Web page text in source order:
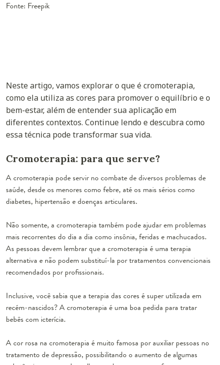
Fonte: Freepik
Neste artigo, vamos explorar o que é cromoterapia,
como ela utiliza as cores para promover o equilíbrio e o
bem-estar, além de entender sua aplicação em
diferentes contextos. Continue lendo e descubra como
essa técnica pode transformar sua vida.
Cromoterapia: para que serve?
A cromoterapia pode servir no combate de diversos problemas de
saúde, desde os menores como febre, até os mais sérios como
diabetes, hipertensão e doenças articulares.
Não somente, a cromoterapia também pode ajudar em problemas
mais recorrentes do dia a dia como insônia, feridas e machucados.
As pessoas devem lembrar que a cromoterapia é uma terapia
alternativa e não podem substituí-la por tratamentos convencionais
recomendados por profissionais.
Inclusive, você sabia que a terapia das cores é super utilizada em
recém-nascidos? A cromoterapia é uma boa pedida para tratar
bebês com icterícia.
A cor rosa na cromoterapia é muito famosa por auxiliar pessoas no
tratamento de depressão, possibilitando o aumento de algumas